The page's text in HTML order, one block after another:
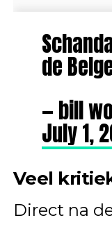
de
— bill
July 1,
Veel
Direct na